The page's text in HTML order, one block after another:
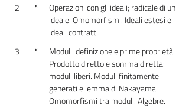
2 *
Operazioni con gli ideali; radicale di un
ideale. Omomorfismi. Ideali estesi e
ideali contratti.
3 *
Moduli: definizione e prime proprietà.
Prodotto diretto e somma diretta:
moduli liberi. Moduli finitamente
generati e lemma di Nakayama.
Omomorfismi tra moduli. Algebre.